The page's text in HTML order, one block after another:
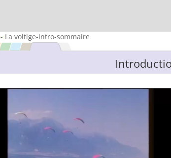
- La voltige-intro-sommaire